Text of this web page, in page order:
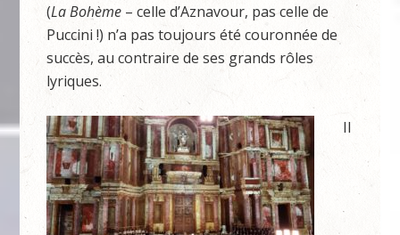
(La Bohème – celle d’Aznavour, pas celle de
Puccini !) n’a pas toujours été couronnée de
succès, au contraire de ses grands rôles
lyriques.
Il